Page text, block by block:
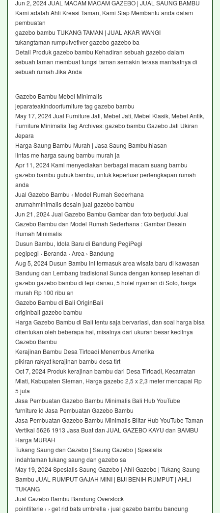
Jun 2, 2024 JUAL MACAM MACAM GAZEBO | JUAL SAUNG BAMBU
Kami adalah Ahli Kreasi Taman, Kami Siap Membantu anda dalam
pembuatan
gazebo bambu TUKANG TAMAN | JUAL AKAR WANGI
tukangtaman rumputvetiver gazebo gazebo ba
Detail Produk gazebo bambu Kehadiran sebuah gazebo dalam
sebuah taman membuat fungsi taman semakin terasa manfaatnya di
sebuah rumah Jika Anda
Gazebo Bambu Mebel Minimalis
jeparateakindoorfurniture tag gazebo bambu
May 17, 2024 Jual Furniture Jati, Mebel Jati, Mebel Klasik, Mebel Antik,
Furniture Minimalis Tag Archives: gazebo bambu Gazebo Jati Ukiran
Jepara
Harga Saung Bambu Murah | Jasa Saung Bambu|hiasan
lintas me harga saung bambu murah ja
Apr 11, 2024 Kami menyediakan berbagai macam suang bambu
gazebo bambu gubuk bambu, untuk keperluar perlengkapan rumah
anda
Jual Gazebo Bambu ‹ Model Rumah Sederhana
arumahminimalis desain jual gazebo bambu
Jun 21, 2024 Jual Gazebo Bambu Gambar dan foto berjudul Jual
Gazebo Bambu dan Model Rumah Sederhana : Gambar Desain
Rumah Minimalis
Dusun Bambu, Idola Baru di Bandung PegiPegi
pegipegi › Beranda › Area › Bandung
Aug 5, 2024 Dusun Bambu ini termasuk area wisata baru di kawasan
Bandung dan Lembang tradisional Sunda dengan konsep lesehan di
gazebo gazebo bambu di tepi danau, 5 hotel nyaman di Solo, harga
murah Rp 100 ribu an
Gazebo Bambu di Bali OriginBali
originbali gazebo bambu
Harga Gazebo Bambu di Bali tentu saja bervariasi, dan soal harga bisa
ditentukan oleh beberapa hal, misalnya dari ukuran besar kecilnya
Gazebo Bambu
Kerajinan Bambu Desa Tirtoadi Menembus Amerika
pikiran rakyat kerajinan bambu desa tirt
Oct 7, 2024 Produk kerajinan bambu dari Desa Tirtoadi, Kecamatan
Mlati, Kabupaten Sleman, Harga gazebo 2,5 x 2,3 meter mencapai Rp
5 juta
Jasa Pembuatan Gazebo Bambu Minimalis Bali Hub YouTube
furniture id Jasa Pembuatan Gazebo Bambu
Jasa Pembuatan Gazebo Bambu Minimalis Blitar Hub YouTube Taman
Vertikal 5626 1913 Jasa Buat dan JUAL GAZEBO KAYU dan BAMBU
Harga MURAH
Tukang Saung dan Gazebo | Saung Gazebo | Spesialis
indahtaman tukang saung dan gazebo sa
May 19, 2024 Spesialis Saung Gazebo | Ahli Gazebo | Tukang Saung
Bambu JUAL RUMPUT GAJAH MINI | BIJI BENIH RUMPUT | AHLI
TUKANG
Jual Gazebo Bambu Bandung Overstock
pointliterie › › get rid bats umbrella › jual gazebo bambu bandung